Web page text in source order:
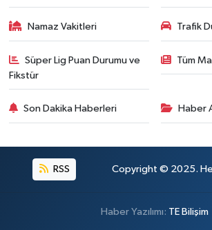
Namaz Vakitleri Trafik
Süper Lig Puan Durumu ve
Fikstür
Tüm
Son Dakika Haberleri Haber
RSS Copyright © 2025. Her
Haber Yazılımı: TE Bilişim